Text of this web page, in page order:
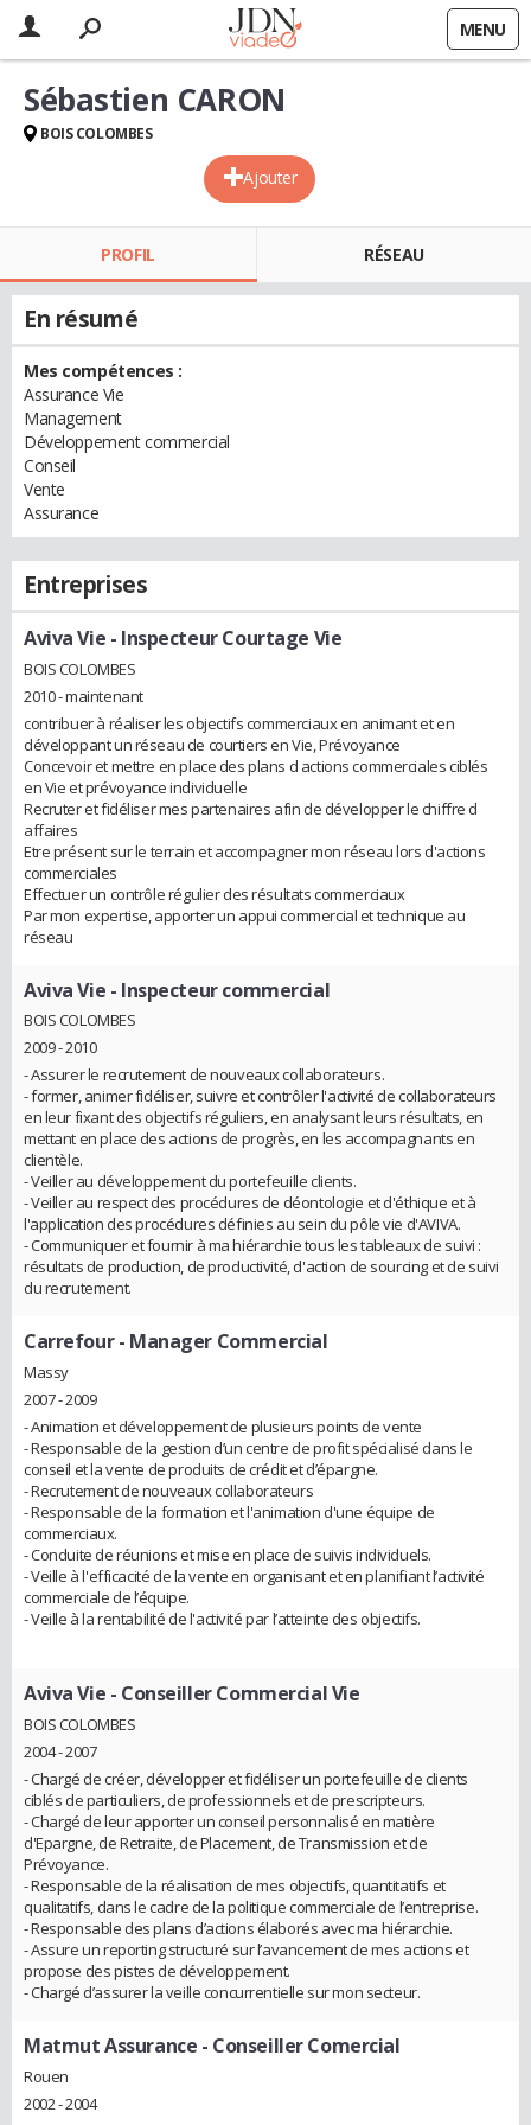
MENU
Ajouter
Sébastien CARON
BOIS COLOMBES
PROFIL RÉSEAU
En résumé
Mes compétences :
Assurance Vie
Management
Développement commercial
Conseil
Vente
Assurance
Entreprises
Aviva Vie - Inspecteur Courtage Vie
BOIS COLOMBES
2010 - maintenant
contribuer à réaliser les objectifs commerciaux en animant et en
développant un réseau de courtiers en Vie, Prévoyance
Concevoir et mettre en place des plans d actions commerciales ciblés
en Vie et prévoyance individuelle
Recruter et fidéliser mes partenaires afin de développer le chiffre d
affaires
Etre présent sur le terrain et accompagner mon réseau lors d'actions
commerciales
Effectuer un contrôle régulier des résultats commerciaux
Par mon expertise, apporter un appui commercial et technique au
réseau
Aviva Vie - Inspecteur commercial
BOIS COLOMBES
2009 - 2010
- Assurer le recrutement de nouveaux collaborateurs.
- former, animer fidéliser, suivre et contrôler l'activité de collaborateurs
en leur fixant des objectifs réguliers, en analysant leurs résultats, en
mettant en place des actions de progrès, en les accompagnants en
clientèle.
- Veiller au développement du portefeuille clients.
- Veiller au respect des procédures de déontologie et d'éthique et à
l'application des procédures définies au sein du pôle vie d'AVIVA.
- Communiquer et fournir à ma hiérarchie tous les tableaux de suivi :
résultats de production, de productivité, d'action de sourcing et de suivi
du recrutement.
Carrefour- Manager Commercial
Massy
2007 - 2009
- Animation et développement de plusieurs points de vente
- Responsable de la gestion d’un centre de profit spécialisé dans le
conseil et la vente de produits de crédit et d’épargne.
- Recrutement de nouveaux collaborateurs
- Responsable de la formation et l'animation d'une équipe de
commerciaux.
- Conduite de réunions et mise en place de suivis individuels.
- Veille à l'efficacité de la vente en organisant et en planifiant l’activité
commerciale de l’équipe.
- Veille à la rentabilité de l'activité par l’atteinte des objectifs.
Aviva Vie - Conseiller Commercial Vie
BOIS COLOMBES
2004 - 2007
- Chargé de créer, développer et fidéliser un portefeuille de clients
ciblés de particuliers, de professionnels et de prescripteurs.
- Chargé de leur apporter un conseil personnalisé en matière
d'Epargne, de Retraite, de Placement, de Transmission et de
Prévoyance.
- Responsable de la réalisation de mes objectifs, quantitatifs et
qualitatifs, dans le cadre de la politique commerciale de l’entreprise.
- Responsable des plans d’actions élaborés avec ma hiérarchie.
- Assure un reporting structuré sur l’avancement de mes actions et
propose des pistes de développement.
- Chargé d’assurer la veille concurrentielle sur mon secteur.
Matmut Assurance - Conseiller Comercial
Rouen
2002 - 2004